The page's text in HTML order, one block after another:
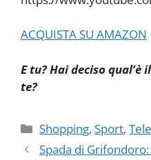
ACQUISTA SU AMAZON
E tu? Hai deciso qual’è
te?
Categorie
Shopping,Sport,
Spada di